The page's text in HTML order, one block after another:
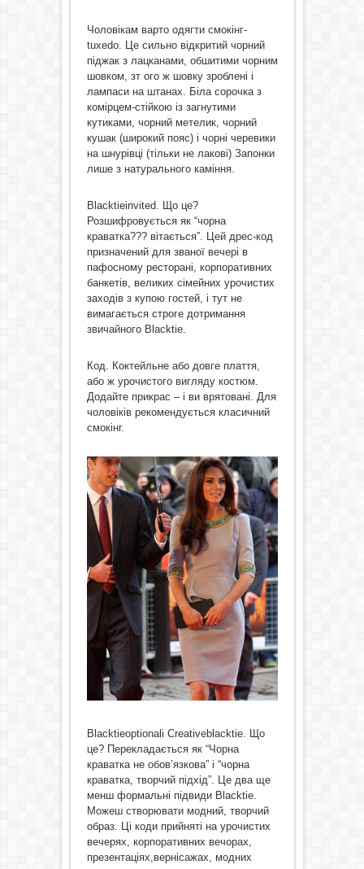
Чоловікам варто одягти смокінг-
tuxedo. Це сильно відкритий чорний
піджак з лацканами, обшитими чорним
шовком, зт ого ж шовку зроблені і
лампаси на штанах. Біла сорочка з
комірцем-стійкою із загнутими
кутиками, чорний метелик, чорний
кушак (широкий пояс) і чорні черевики
на шнурівці (тільки не лакові) Запонки
лише з натурального каміння.
Blacktieinvited. Що це?
Розшифровується як “чорна
краватка??? вітається”. Цей дрес-код
призначений для званої вечері в
пафосному ресторані, корпоративних
банкетів, великих сімейних урочистих
заходів з купою гостей, і тут не
вимагається строге дотримання
звичайного Blacktie.
Код. Коктейльне або довге плаття,
або ж урочистого вигляду костюм.
Додайте прикрас – і ви врятовані. Для
чоловіків рекомендується класичний
смокінг.
Blacktieoptionalі Creativeblacktie. Що
це? Перекладається як “Чорна
краватка не обов’язкова” і “чорна
краватка, творчий підхід”. Це два ще
менш формальні підвиди Blacktie.
Можеш створювати модний, творчий
образ. Ці коди прийняті на урочистих
вечерях, корпоративних вечорах,
презентаціях,вернісажах, модних